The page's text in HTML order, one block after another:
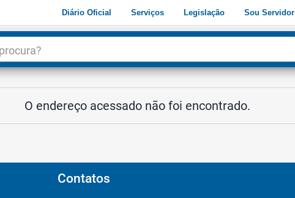
Diário Oficial Serviços Legislação Sou Servidor
O endereço acessado não foi encontrado.
Contatos